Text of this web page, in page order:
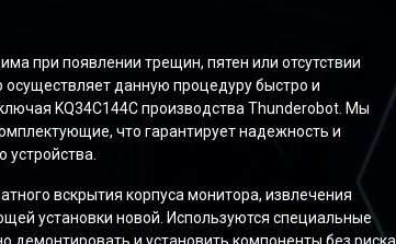
при появлении трещин, пятен или отсутствии
данную процедуру быстро и
KQ34C144C производства Thunderobot. Мы
что гарантирует надежность и
устройства.
вскрытия корпуса монитора, извлечения
установки новой. Используются специальные